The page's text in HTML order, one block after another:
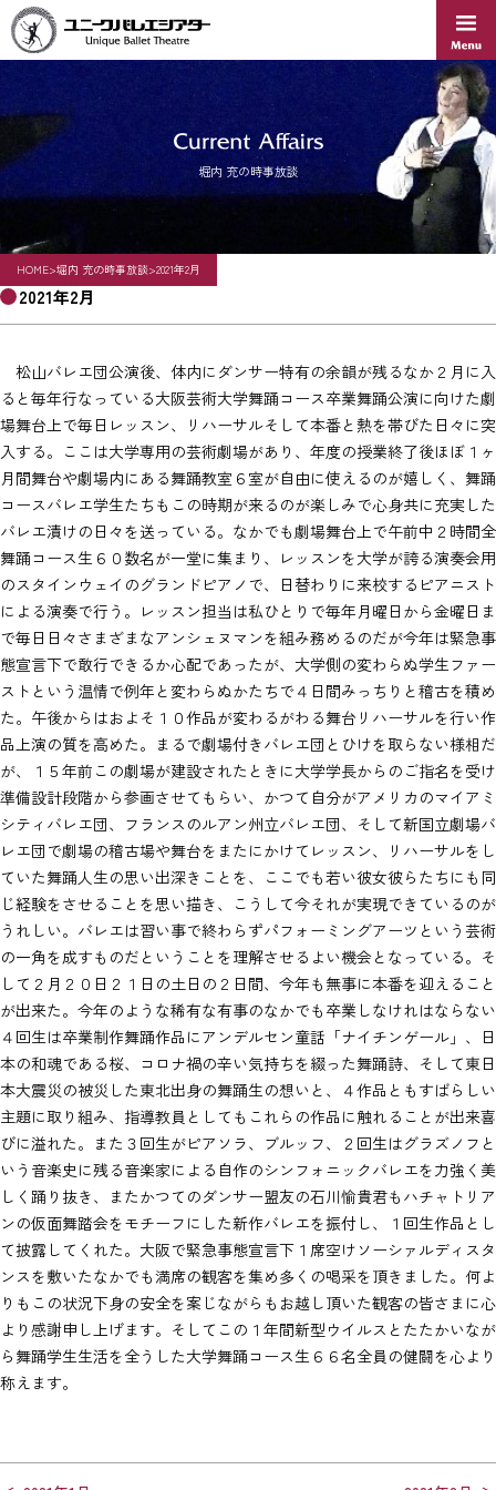
content
堀内 充の時事放談
HOME>堀内 充の時事放談>2021年2月
2021年2月
松山バレエ団公演後、体内にダンサー特有の余韻が残るなか２月に入
ると毎年行なっている大阪芸術大学舞踊コース卒業舞踊公演に向けた劇
場舞台上で毎日レッスン、リハーサルそして本番と熱を帯びた日々に突
入する。ここは大学専用の芸術劇場があり、年度の授業終了後ほぼ１ヶ
月間舞台や劇場内にある舞踊教室６室が自由に使えるのが嬉しく、舞踊
コースバレエ学生たちもこの時期が来るのが楽しみで心身共に充実した
バレエ漬けの日々を送っている。なかでも劇場舞台上で午前中２時間全
舞踊コース生６０数名が一堂に集まり、レッスンを大学が誇る演奏会用
のスタインウェイのグランドピアノで、日替わりに来校するピアニスト
による演奏で行う。レッスン担当は私ひとりで毎年月曜日から金曜日ま
で毎日日々さまざまなアンシェヌマンを組み務めるのだが今年は緊急事
態宣言下で敢行できるか心配であったが、大学側の変わらぬ学生ファー
ストという温情で例年と変わらぬかたちで４日間みっちりと稽古を積め
た。午後からはおよそ１０作品が変わるがわる舞台リハーサルを行い作
品上演の質を高めた。まるで劇場付きバレエ団とひけを取らない様相だ
が、１５年前この劇場が建設されたときに大学学長からのご指名を受け
準備設計段階から参画させてもらい、かつて自分がアメリカのマイアミ
シティバレエ団、フランスのルアン州立バレエ団、そして新国立劇場バ
レエ団で劇場の稽古場や舞台をまたにかけてレッスン、リハーサルをし
ていた舞踊人生の思い出深きことを、ここでも若い彼女彼らたちにも同
じ経験をさせることを思い描き、こうして今それが実現できているのが
うれしい。バレエは習い事で終わらずパフォーミングアーツという芸術
の一角を成すものだということを理解させるよい機会となっている。そ
して２月２０日２１日の土日の２日間、今年も無事に本番を迎えること
が出来た。今年のような稀有な有事のなかでも卒業しなけれはならない
４回生は卒業制作舞踊作品にアンデルセン童話「ナイチンゲール」、日
本の和魂である桜、コロナ禍の辛い気持ちを綴った舞踊詩、そして東日
本大震災の被災した東北出身の舞踊生の想いと、４作品ともすばらしい
主題に取り組み、指導教員としてもこれらの作品に触れることが出来喜
びに溢れた。また３回生がピアソラ、ブルッフ、２回生はグラズノフと
いう音楽史に残る音楽家による自作のシンフォニックバレエを力強く美
しく踊り抜き、またかつてのダンサー盟友の石川愉貴君もハチャトリア
ンの仮面舞踏会をモチーフにした新作バレエを振付し、１回生作品とし
て披露してくれた。大阪で緊急事態宣言下１席空けソーシァルディスタ
ンスを敷いたなかでも満席の観客を集め多くの喝采を頂きました。何よ
りもこの状況下身の安全を案じながらもお越し頂いた観客の皆さまに心
より感謝申し上げます。そしてこの１年間新型ウイルスとたたかいなが
ら舞踊学生生活を全うした大学舞踊コース生６６名全員の健闘を心より
称えます。
投